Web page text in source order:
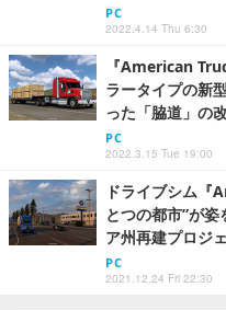
PC
2022.4.14 Thu 6:30
『American
ラータイプの新
った「脇道」の
PC
2022.3.15 Tue 19:00
ドライブシム
とつの都市”が
ア州再建プロジ
PC
2021.12.24 Fri 22:30